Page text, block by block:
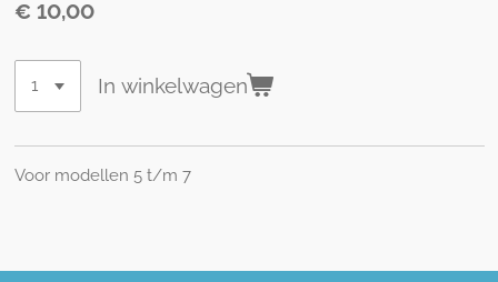
€ 10,00
In winkelwagen
Voor modellen 5 t/m 7